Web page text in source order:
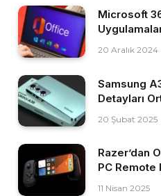
Microsoft
20 Aralık 2024
Samsung
Detayları
20 Şubat 2025
Razer’dan
PC Remote
11 Nisan 2025